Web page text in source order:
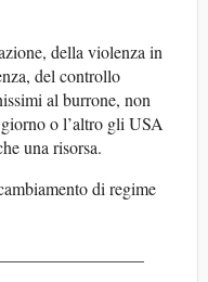
della violenza in
del controllo
al burrone, non
o l’altro gli USA
una risorsa.
di regime